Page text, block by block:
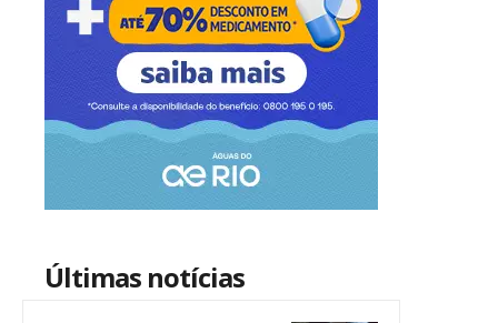
Últimas notícias